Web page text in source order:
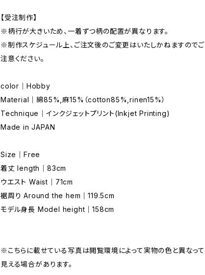
【受注制作】
※柄行が大きいため、一着ずつ柄の配置が異なります。
※制作スケジュール上、ご注文後のご変更はいたしかねますのでご
注意ください。
color｜Hobby
Material｜綿85%,麻15%（cotton85%,rinen15%）
Technique｜インクジェットプリント(Inkjet Printing)
Made in JAPAN
Size｜Free
着丈 length｜83cm
ウエスト Waist｜71cm
裾周り Around the hem｜119.5cm
モデル身長 Model height｜158cm
※こちらに載せている写真は閲覧環境によって実物の色と異なって
見える場合があります。